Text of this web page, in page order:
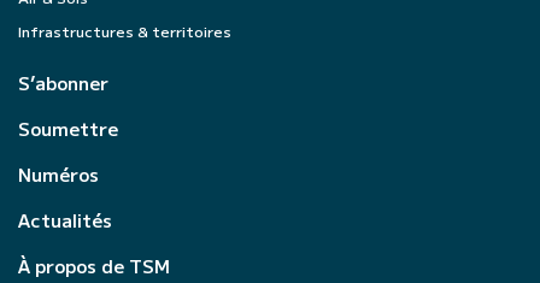
Infrastructures & territoires
S’abonner
Soumettre
Numéros
Actualités
À propos de TSM